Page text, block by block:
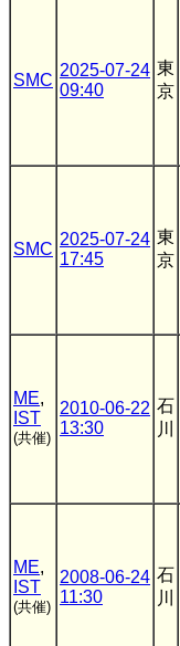
SMC
2025-07-24
09:40
東
京
SMC
2025-07-24
17:45
東
京
ME,
IST
(共催)
2010-06-22
13:30
石
川
ME,
IST
(共催)
2008-06-24
11:30
石
川